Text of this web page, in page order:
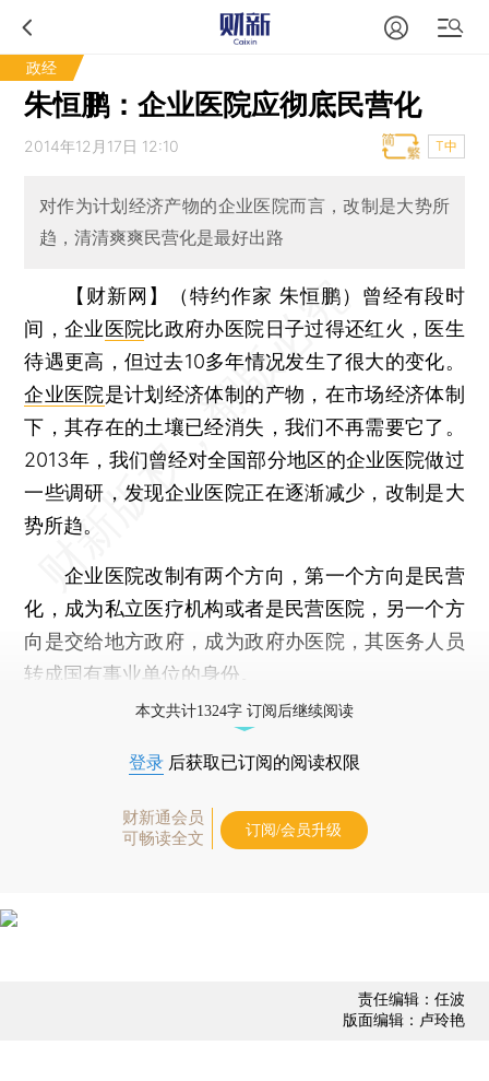
政经
朱恒鹏：企业医院应彻底民营化
2014年12月17日 12:10 T中
对作为计划经济产物的企业医院而言，改制是大势所
趋，清清爽爽民营化是最好出路
【财新网】（特约作家 朱恒鹏） 曾经有段时
间，企业医院比政府办医院日子过得还红火，医生
待遇更高，但过去10多年情况发生了很大的变化。
企业医院是计划经济体制的产物，在市场经济体制
下，其存在的土壤已经消失，我们不再需要它了。
2013年，我们曾经对全国部分地区的企业医院做过
一些调研，发现企业医院正在逐渐减少，改制是大
势所趋。
企业医院改制有两个方向，第一个方向是民营
化，成为私立医疗机构或者是民营医院，另一个方
向是交给地方政府，成为政府办医院，其医务人员
转成国有事业单位的身份。
本文共计1324字 订阅后继续阅读
登录 后获取已订阅的阅读权限
财新通会员
可畅读全文
订阅/会员升级
责任编辑：任波
版面编辑：卢玲艳